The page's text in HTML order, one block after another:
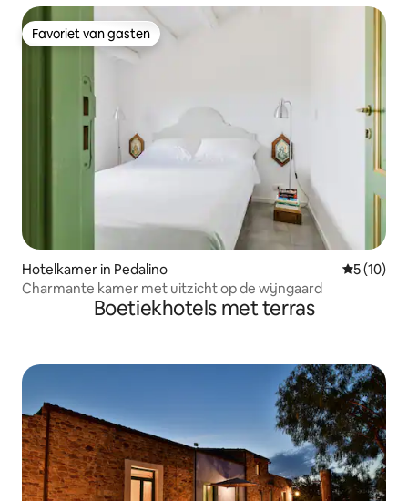
Favoriet van gasten
Favoriet van gasten
Hotelkamer in Pedalino
5 (10)
Charmante kamer met uitzicht op de wijngaard
Boetiekhotels met terras